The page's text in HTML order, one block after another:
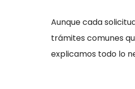
Aunque cada
trámites comunes
explicamos todo lo